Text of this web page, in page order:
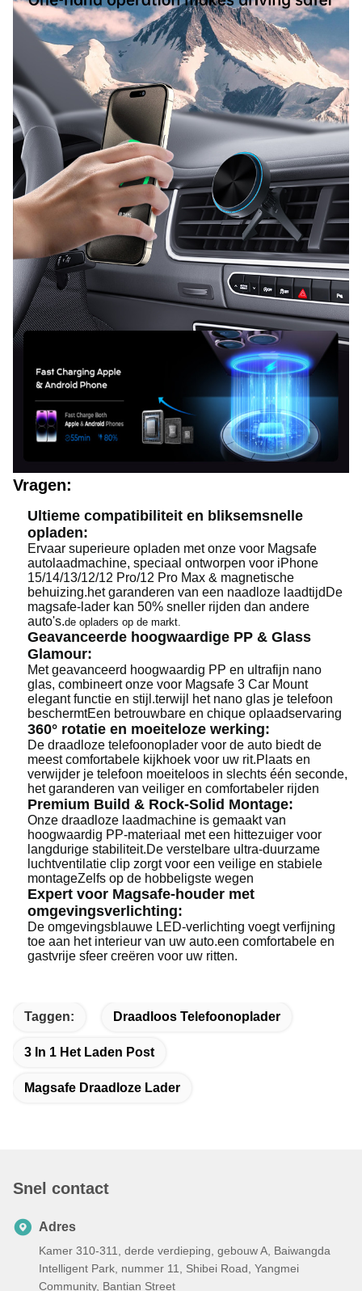
Vragen:
Ultieme compatibiliteit en bliksemsnelle
opladen:
Ervaar superieure opladen met onze voor Magsafe
autolaadmachine, speciaal ontworpen voor iPhone
15/14/13/12/12 Pro/12 Pro Max & magnetische
behuizing.het garanderen van een naadloze laadtijdDe
magsafe-lader kan 50% sneller rijden dan andere
auto's.de opladers op de markt.
Geavanceerde hoogwaardige PP & Glass
Glamour:
Met geavanceerd hoogwaardig PP en ultrafijn nano
glas, combineert onze voor Magsafe 3 Car Mount
elegant functie en stijl.terwijl het nano glas je telefoon
beschermtEen betrouwbare en chique oplaadservaring
360° rotatie en moeiteloze werking:
De draadloze telefoonoplader voor de auto biedt de
meest comfortabele kijkhoek voor uw rit.Plaats en
verwijder je telefoon moeiteloos in slechts één seconde,
het garanderen van veiliger en comfortabeler rijden
Premium Build & Rock-Solid Montage:
Onze draadloze laadmachine is gemaakt van
hoogwaardig PP-materiaal met een hittezuiger voor
langdurige stabiliteit.De verstelbare ultra-duurzame
luchtventilatie clip zorgt voor een veilige en stabiele
montageZelfs op de hobbeligste wegen
Expert voor Magsafe-houder met
omgevingsverlichting:
De omgevingsblauwe LED-verlichting voegt verfijning
toe aan het interieur van uw auto.een comfortabele en
gastvrije sfeer creëren voor uw ritten.
Taggen: Draadloos Telefoonoplader
3 In 1 Het Laden Post
Magsafe Draadloze Lader
Snel contact
Adres
Kamer 310-311, derde verdieping, gebouw A, Baiwangda
Intelligent Park, nummer 11, Shibei Road, Yangmei
Community, Bantian Street